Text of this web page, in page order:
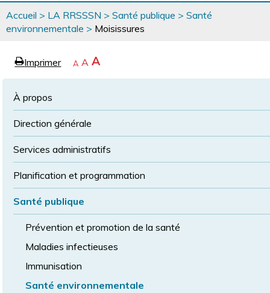
Vous
êtes
ici
Accueil > LA RRSSSN > Santé publique > Santé
environnementale > Moisissures
eImprimerpageRétrécir
A Revenir
à
police
A Agrandir
la
A
À propos
Direction générale
Services administratifs
Planification et programmation
Santé publique
Prévention et promotion de la santé
Maladies infectieuses
Immunisation
Santé environnementale